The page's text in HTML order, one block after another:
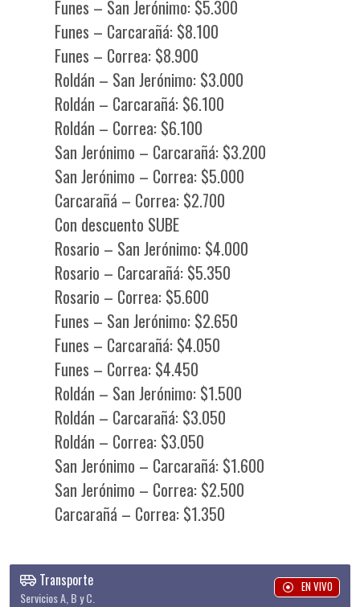
Funes – San Jerónimo: $5.300
Funes – Carcarañá: $8.100
Funes – Correa: $8.900
Roldán – San Jerónimo: $3.000
Roldán – Carcarañá: $6.100
Roldán – Correa: $6.100
San Jerónimo – Carcarañá: $3.200
San Jerónimo – Correa: $5.000
Carcarañá – Correa: $2.700
Con descuento SUBE
Rosario – San Jerónimo: $4.000
Rosario – Carcarañá: $5.350
Rosario – Correa: $5.600
Funes – San Jerónimo: $2.650
Funes – Carcarañá: $4.050
Funes – Correa: $4.450
Roldán – San Jerónimo: $1.500
Roldán – Carcarañá: $3.050
Roldán – Correa: $3.050
San Jerónimo – Carcarañá: $1.600
San Jerónimo – Correa: $2.500
Carcarañá – Correa: $1.350
Transporte
Servicios A, B y C.
EN VIVO